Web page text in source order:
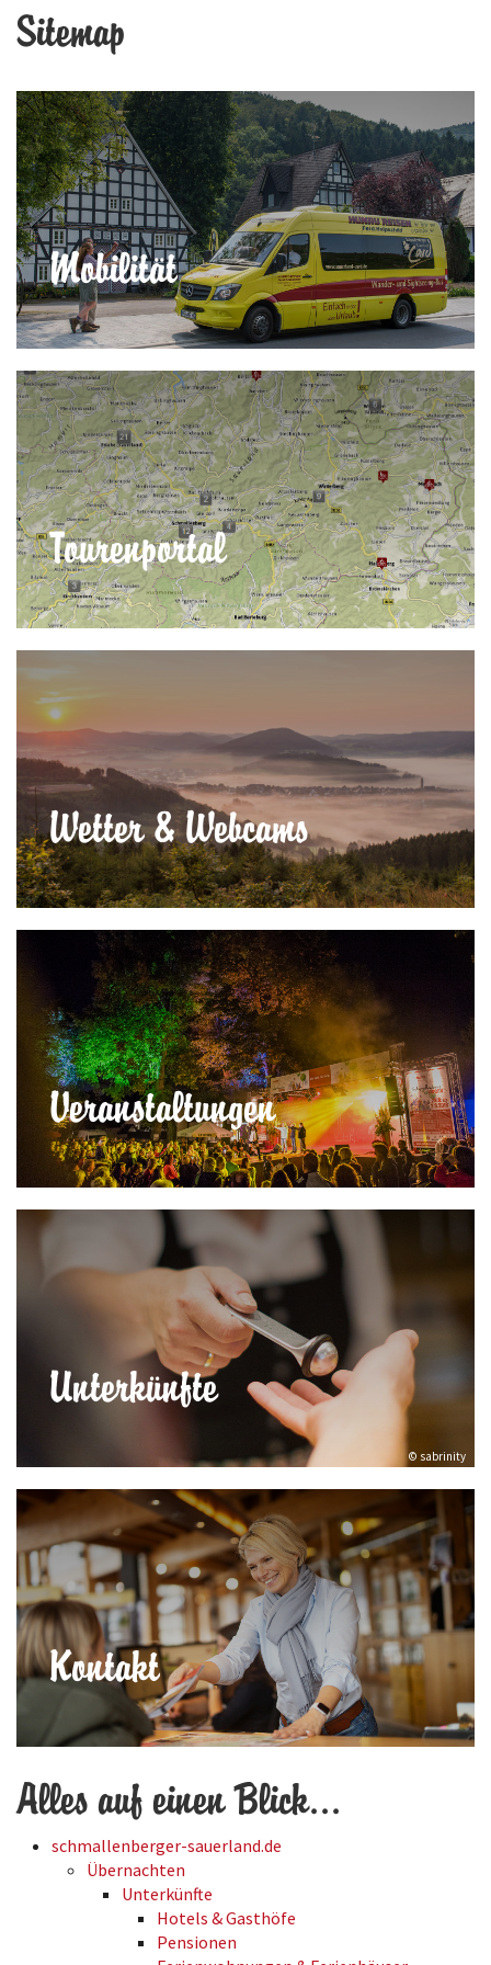
Sitemap
Mobilität
Tourenportal
Wetter & Webcams
Veranstaltungen
© sabrinity
Unterkünfte
Kontakt
Alles auf einen Blick...
schmallenberger-sauerland.de
Übernachten
Unterkünfte
Hotels & Gasthöfe
Pensionen